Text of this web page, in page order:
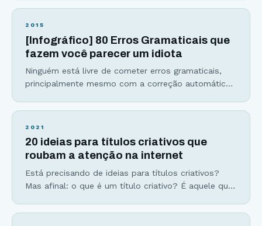
e, aparentemente, está em dúvida sobre qual
você, mas nos instantes
2015
[Infográfico] 80 Erros Gramaticais que
fazem você parecer um idiota
Ninguém está livre de cometer erros gramaticais,
principalmente mesmo com a correção automática
erros de português mais graves e que, mesmo
para que você conquiste sua liberdade profissional
e também sua independência
2021
20 ideias para títulos criativos que
roubam a atenção na internet
Está precisando de ideias para títulos criativos?
Mas afinal: o que é um título criativo? É aquele que
poderosas palavras. A responsabilidade que pesa